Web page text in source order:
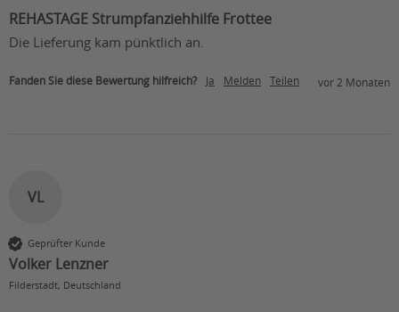
REHASTAGE Strumpfanziehhilfe Frottee
Die Lieferung kam pünktlich an.
Fanden Sie diese Bewertung hilfreich? Ja Melden Teilen vor 2 Monaten
VL
Geprüfter Kunde
Volker Lenzner
Filderstadt, Deutschland